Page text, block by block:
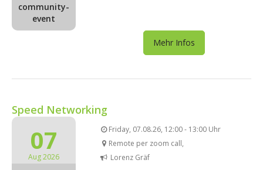
community-
event
Mehr Infos
Speed Networking
07
Aug 2026
Friday, 07.08.26, 12:00 - 13:00 Uhr
Remote per zoom call,
Lorenz Gräf